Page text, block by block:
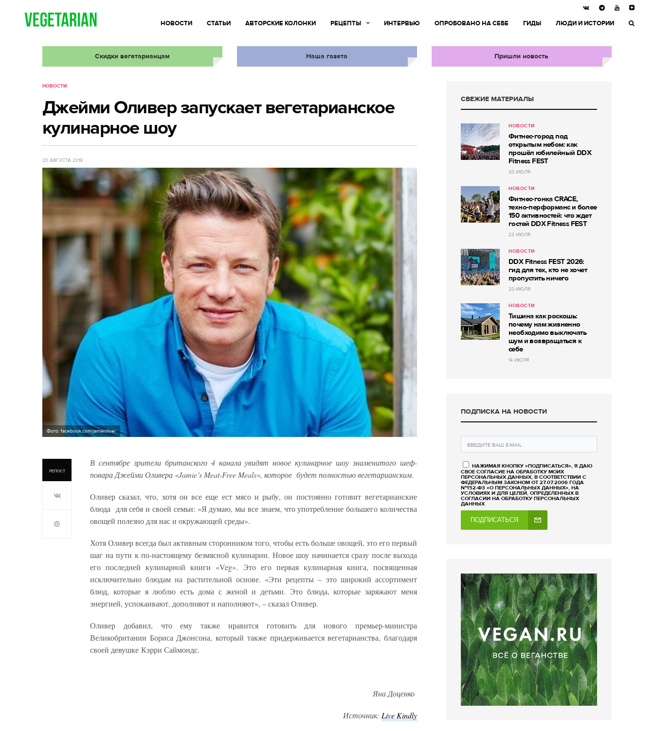
НОВОСТИ СТАТЬИ АВТОРСКИЕ КОЛОНКИ РЕЦЕПТЫ ИНТЕРВЬЮ ОПРОБОВАНО НА СЕБЕ ГИДЫ ЛЮДИ И ИСТОРИИ
Скидки вегетарианцам Наша газета Пришли новость
НОВОСТИ
Джейми Оливер запускает вегетарианское
кулинарное шоу
20 АВГУСТА 2019
Фото: facebook.com/jamieoliver
РЕПОСТ
В сентябре зрители британского 4 канала увидят новое кулинарное шоу знаменитого шеф-
повара Джейми Оливера «Jamie’s Meat-Free Meals», которое будет полностью вегетарианским.
Оливер сказал, что, хотя он все еще ест мясо и рыбу, он постоянно готовит вегетарианские
блюда для себя и своей семьи: «Я думаю, мы все знаем, что употребление большего количества
овощей полезно для нас и окружающей среды».
Хотя Оливер всегда был активным сторонником того, чтобы есть больше овощей, это его первый
шаг на пути к по-настоящему безмясной кулинарии. Новое шоу начинается сразу после выхода
его последней кулинарной книги «Veg». Это его первая кулинарная книга, посвященная
исключительно блюдам на растительной основе. «Эти рецепты – это широкий ассортимент
блюд, которые я люблю есть дома с женой и детьми. Это блюда, которые заряжают меня
энергией, успокаивают, дополняют и наполняют», – сказал Оливер.
Оливер добавил, что ему также нравится готовить для нового премьер-министра
Великобритании Бориса Джонсона, который также придерживается вегетарианства, благодаря
своей девушке Кэрри Саймондс.
Яна Доценко
Источник: Live Kindly
СВЕЖИЕ МАТЕРИАЛЫ
НОВОСТИ
Фитнес-город под
открытым небом: как
прошёл юбилейный DDX
Fitness FEST
30 ИЮЛЯ
НОВОСТИ
Фитнес-гонка CRACE,
техно-перформанс и более
150 активностей: что ждет
гостей DDX Fitness FEST
23 ИЮЛЯ
НОВОСТИ
DDX Fitness FEST 2026:
гид для тех, кто не хочет
пропустить ничего
20 ИЮЛЯ
НОВОСТИ
Тишина как роскошь:
почему нам жизненно
необходимо выключать
шум и возвращаться к
себе
14 ИЮЛЯ
ПОДПИСКА НА НОВОСТИ
НАЖИМАЯ КНОПКУ «ПОДПИСАТЬСЯ», Я ДАЮ
СВОЕ СОГЛАСИЕ НА ОБРАБОТКУ МОИХ
ПЕРСОНАЛЬНЫХ ДАННЫХ, В СООТВЕТСТВИИ С
ФЕДЕРАЛЬНЫМ ЗАКОНОМ ОТ 27.07.2006 ГОДА
№152-ФЗ «О ПЕРСОНАЛЬНЫХ ДАННЫХ», НА
УСЛОВИЯХ И ДЛЯ ЦЕЛЕЙ, ОПРЕДЕЛЕННЫХ В
СОГЛАСИИ НА ОБРАБОТКУ ПЕРСОНАЛЬНЫХ
ДАННЫХ
ПОДПИСАТЬСЯ